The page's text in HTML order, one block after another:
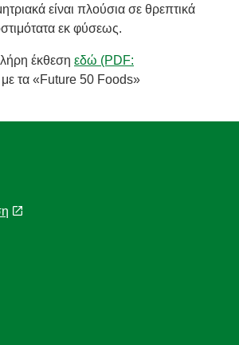
είναι πλούσια σε θρεπτικά
εκ φύσεως.
έκθεση εδώ (PDF:
με τα «Future 50 Foods»